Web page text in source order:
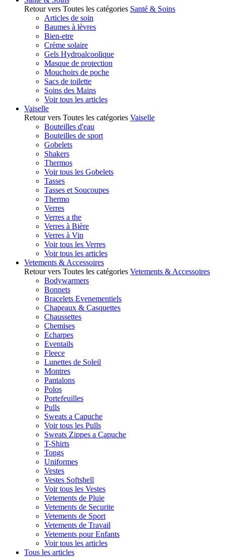
Retour vers Toutes les catégories Santé & Soins
Articles de soin
Baumes à lèvres
Bien-etre
Crème solaire
Gels Hydroalcoolique
Masque de protection
Mouchoirs de poche
Sacs de toilette
Soins des Mains
Voir tous les articles
Vaiselle
Retour vers Toutes les catégories Vaiselle
Bouteilles d'eau
Bouteilles de sport
Gobelets
Shakers
Thermos
Voir tous les Gobelets
Tasses
Tasses et Soucoupes
Thermo
Verres
Verres a the
Verres à Bière
Verres à Vin
Voir tous les Verres
Voir tous les articles
Vetements & Accessoires
Retour vers Toutes les catégories Vetements & Accessoires
Bodywarmers
Bonnets
Bracelets Evenementiels
Chapeaux & Casquettes
Chaussettes
Chemises
Echarpes
Eventails
Fleece
Lunettes de Soleil
Montres
Pantalons
Polos
Portefeuilles
Pulls
Sweats a Capuche
Voir tous les Pulls
Sweats Zippes a Capuche
T-Shirts
Tongs
Uniformes
Vestes
Vestes Softshell
Voir tous les Vestes
Vetements de Pluie
Vetements de Securite
Vetements de Sport
Vetements de Travail
Vetements pour Enfants
Voir tous les articles
Tous les articles